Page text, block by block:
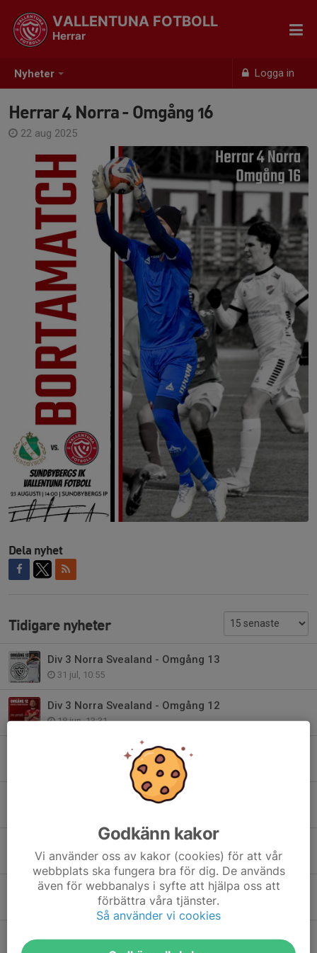
Nyheter Logga in
VALLENTUNA FOTBOLL
Herrar
Herrar 4 Norra - Omgång 16
22 aug 2025
Dela nyhet
Tidigare nyheter
Div 3 Norra Svealand - Omgång 13
31 jul, 10:55
Div 3 Norra Svealand - Omgång 12
18 jun, 13:31
Div 3 Norra Svealand - Omgång 11
Div 3 Norra Svealand - Omgång 10
Div 3 Norra Svealand - Omgång 9
28 maj, 11:58
Stockholm Cup - Kvartsfinal!
25 maj, 10:05
21 maj, 10:43
Godkänn kakor
Vi använder oss av kakor (cookies) för att vår
webbplats ska fungera bra för dig. De används
även för webbanalys i syfte att hjälpa oss att
förbättra våra tjänster.
Så använder vi cookies